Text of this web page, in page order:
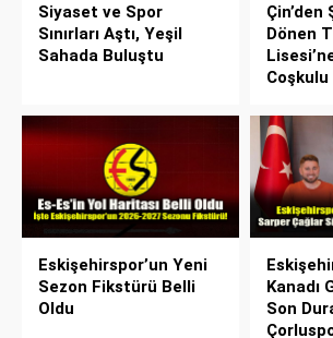
Siyaset ve Spor
Sınırları Aştı, Yeşil
Sahada Buluştu
Dönen
Coşkulu
Eskişehirspor’un Yeni
Sezon Fikstürü Belli
Oldu
Kanadı
Son